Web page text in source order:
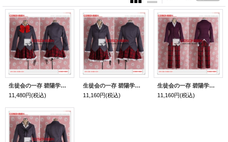
生徒会の一存 碧陽学園生徒会 椎名真冬 コスプレ衣装
11,480円(税込)
生徒会の一存 碧陽学園生徒会 椎名深夏 コスプレ衣装
11,160円(税込)
生徒会の一存 碧陽学園生徒会 杉崎鍵 コスプレ衣装
11,160円(税込)